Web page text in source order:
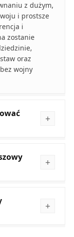
z dużym,
i prostsze
i
zostanie
oraz
wojny